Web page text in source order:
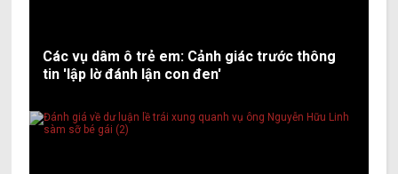
Các vụ dâm ô trẻ em: Cảnh giác trước thông
tin 'lập lờ đánh lận con đen'